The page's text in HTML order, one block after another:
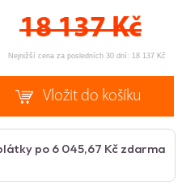
18 137Kč
Nejnižší cena za posledních 30 dní: 18 137 Kč